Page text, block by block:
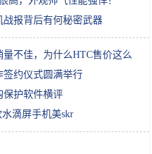
战报背后有何秘密武器
不佳，为什么HTC售价这么
签约仪式圆满举行
保护软件横评
滴屏手机美skr